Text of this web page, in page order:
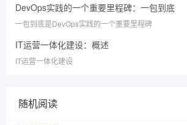
DevOps实践的一个重要里程碑：一包到底
一包到底是DevOps实践的一个重要里程碑
IT运营一体化建设：概述
IT运营一体化建设
随机阅读